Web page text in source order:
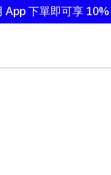
App 下單即可享 10%